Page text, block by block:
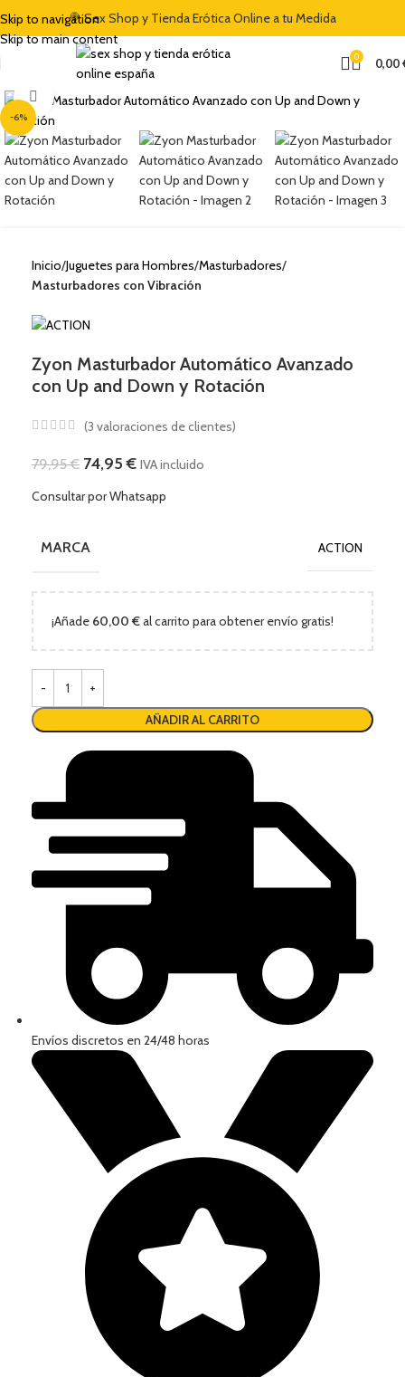
Skip to navigation
Skip to main content
🍭 Sex Shop y Tienda Erótica Online a tu Medida
0 0,00
-6%
Clic para ampliar
Inicio Juguetes para Hombres Masturbadores
Masturbadores con Vibración
Zyon Masturbador Automático Avanzado
con Up and Down y Rotación
(3 valoraciones de clientes)
79,95€ 74,95€ IVA incluido
Consultar por Whatsapp
MARCA ACTION
¡Añade 60,00 €al carrito para obtener envío gratis!
AÑADIR AL CARRITO
Envíos discretos en 24/48 horas